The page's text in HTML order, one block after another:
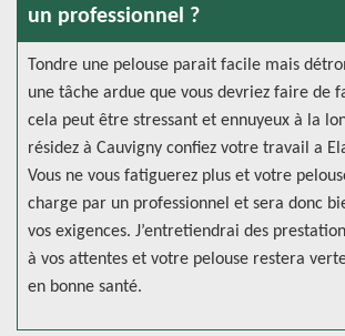
un professionnel ?
Tondre une pelouse parait facile mais
une tâche ardue que vous devriez faire de
cela peut être stressant et ennuyeux à la
résidez à Cauvigny confiez votre travail a
Vous ne vous fatiguerez plus et votre
charge par un professionnel et sera donc
vos exigences. J’entretiendrai des
à vos attentes et votre pelouse restera
en bonne santé.